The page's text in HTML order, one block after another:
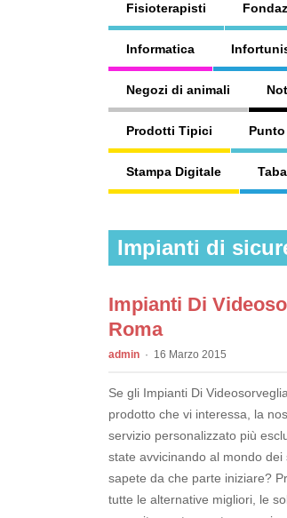
Fisioterapisti
Informatica
Negozi di animali
Prodotti Tipici
Stampa Digitale
Impianti di
Impianti Di
Roma
admin 16 Marzo 2015
Se gli Impianti Di
prodotto che vi interessa, la
servizio personalizzato più
state avvicinando al mondo
sapete da che parte iniziare?
tutte le alternative migliori, le